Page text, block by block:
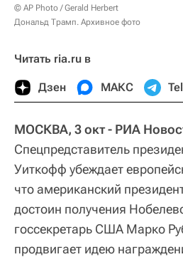
© AP Photo / Gerald Herbert
Дональд Трамп. Архивное фото
Читать ria.ru в
Дзен МАКС
МОСКВА, 3 окт - РИА
Спецпредставитель
Уиткофф убеждает
что американский
достоин получения
госсекретарь США Марко
продвигает идею